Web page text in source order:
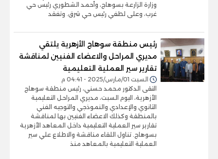
وزارة الزارعة بسوهاج، وأحمد الشطوري رئيس حي
غرب، وعلى لطفي رئيس حي شرق. وتفقد
رئيس منطقة سوهاج الأزهرية يلتقي
مديري المراحل والاعضاء الفنيين لمناقشة
تقارير سير العملية التعليمية
السبت 01/مارس/2025 - 04:41 م
التقى الدكتور محمد حسني، رئيس منطقة سوهاج
الأزهرية، اليوم السبت، مديري المراحل التعليمية
الثانوي والإعدادي والنموذجي والتوجيه الفني
بالمنطقة وكذلك الاعضاء الفنيين بها لمناقشة
تقارير سير العملية التعليمية داخل المعاهد الأزهرية
بسوهاج. تناول اللقاء مناقشة والاطلاع علي سير
العملية التعليمية بالمعاهد منذ